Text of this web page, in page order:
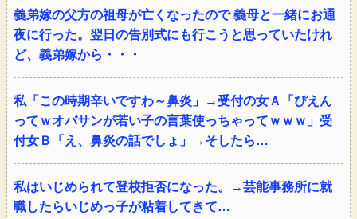
義弟嫁の父方の祖母が亡くなったので 義母と一緒にお通
夜に行った。翌日の告別式にも行こうと思っていたけれ
ど、義弟嫁から・・・
私「この時期辛いですわ～鼻炎」→受付の女Ａ「ぴえん
ってｗオバサンが若い子の言葉使っちゃってｗｗｗ」受
付女Ｂ「え、鼻炎の話でしょ」→そしたら…
私はいじめられて登校拒否になった。→芸能事務所に就
職したらいじめっ子が粘着してきて…